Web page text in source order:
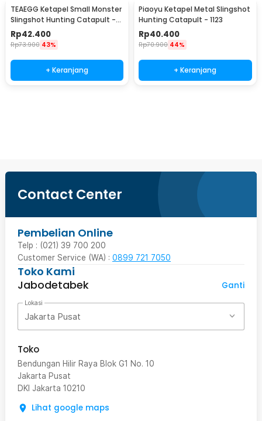
TEAEGG Ketapel Small Monster
Slingshot Hunting Catapult -
JH8171
Rp42.400
Rp73.900 43%
+ Keranjang
Piaoyu Ketapel Metal Slingshot
Hunting Catapult - 1123
Rp40.400
Rp70.900 44%
+ Keranjang
Contact Center
Pembelian Online
Telp : (021) 39 700 200
Customer Service (WA) : 0899 721 7050
Toko Kami
Jabodetabek
Ganti
Lokasi
Jakarta Pusat
Toko
Bendungan Hilir Raya Blok G1 No. 10
Jakarta Pusat
DKI Jakarta 10210
Lihat google maps